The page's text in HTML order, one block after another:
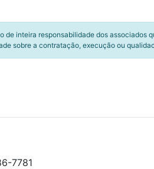
inteira responsabilidade dos
sobre a contratação, execução ou
7781